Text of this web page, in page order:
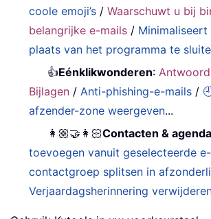
coole emoji’s /Waarschuwt u bij
belangrijke e-mails /
plaats van het programma te
👍Eénklikwonderen:
Bijlagen /Anti-phishing-e-mails /
afzender-zone weergeven...
👩🏼‍🤝‍👩🏻Contacten & agenda
toevoegen vanuit geselecteerde
contactgroep splitsen in
Verjaardagsherinnering